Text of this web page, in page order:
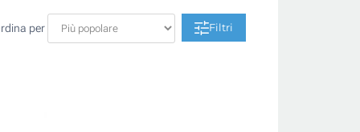
per Filtri